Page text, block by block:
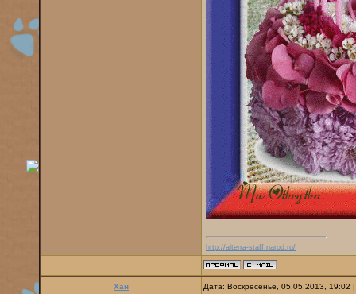
http://alterra-staff.narod.ru/
Хан Дата: Воскресенье, 05.05.2013,